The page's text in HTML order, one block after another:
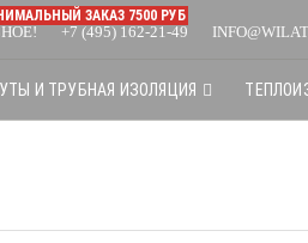
+7 (495) 162-21-49
ЗАКАЗ 7500 РУБ
И ТРУБНАЯ ИЗОЛЯЦИЯ